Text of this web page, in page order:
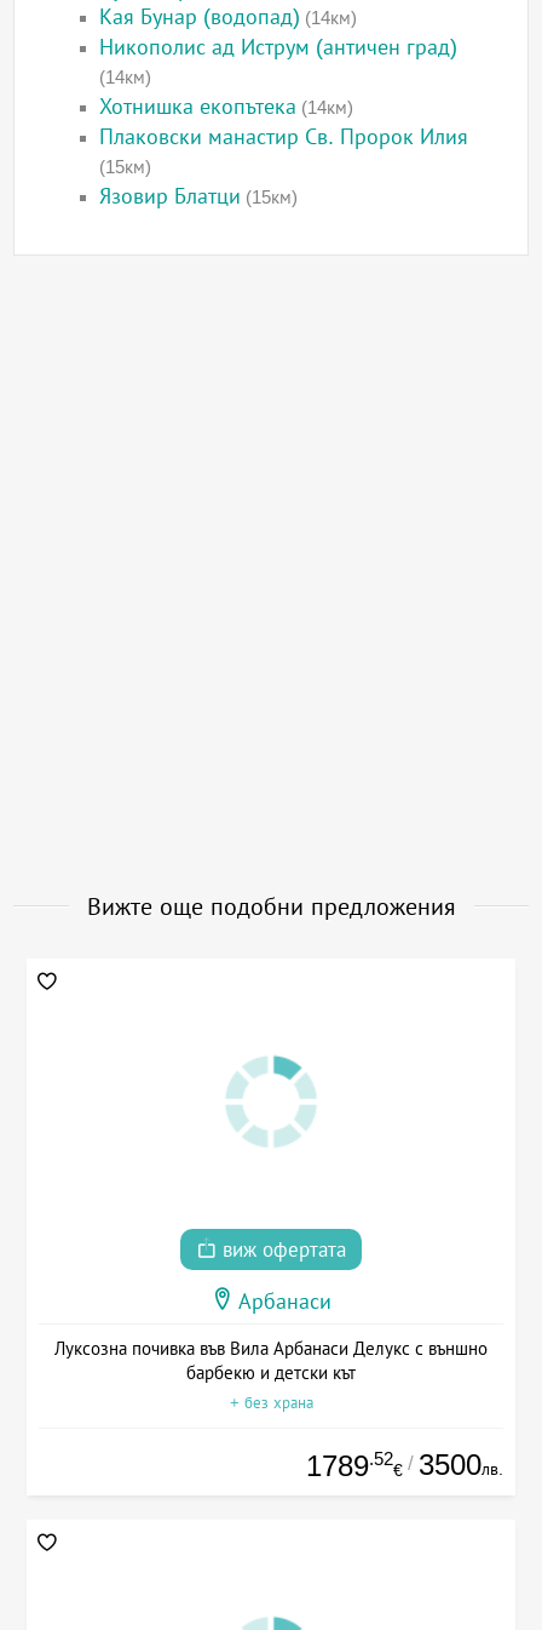
Кая Бунар (водопад) (14км)
Никополис ад Иструм (античен град)
(14км)
Хотнишка екопътека (14км)
Плаковски манастир Св. Пророк Илия
(15км)
Язовир Блатци (15км)
Вижте още подобни предложения
виж офертата
Арбанаси
Луксозна почивка във Вила Арбанаси Делукс с външно
барбекю и детски кът
+ без храна
1789.52
€ / 3500лв.